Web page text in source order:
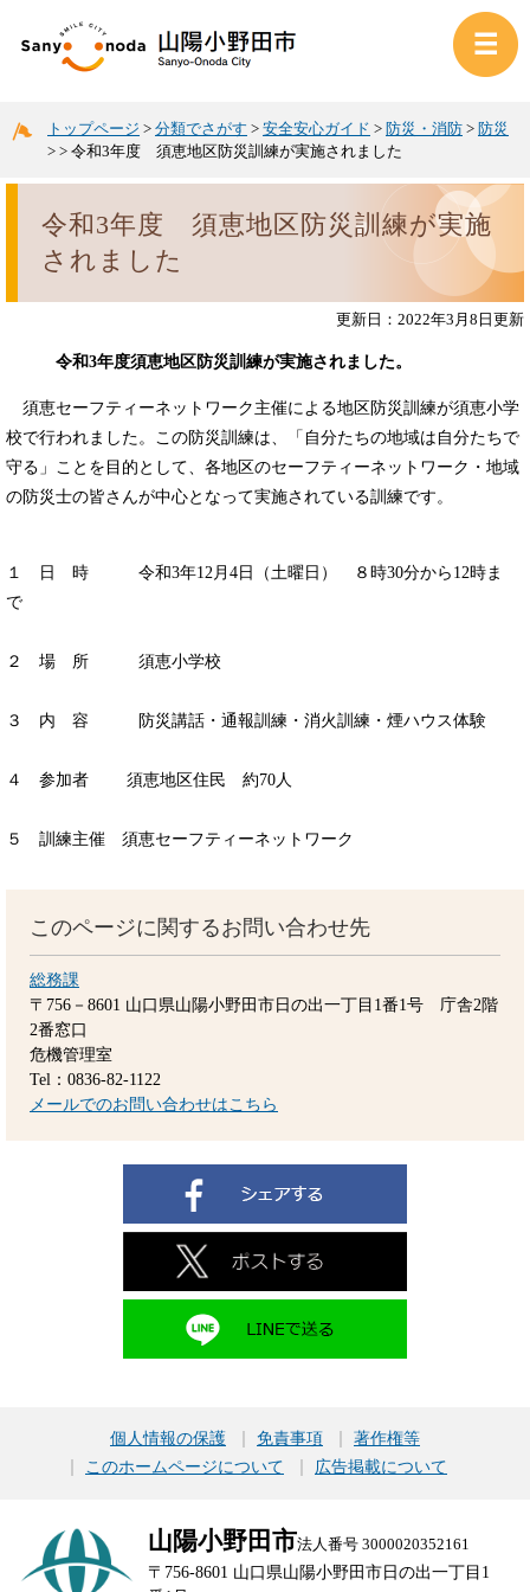
トップページ > 分類でさがす > 安全安心ガイド > 防災・消防 > 防災
> > 令和3年度 須恵地区防災訓練が実施されました
令和3年度 須恵地区防災訓練が実施
されました
更新日：2022年3月8日更新
令和3年度須恵地区防災訓練が実施されました。
須恵セーフティーネットワーク主催による地区防災訓練が須恵小学
校で行われました。この防災訓練は、「自分たちの地域は自分たちで
守る」ことを目的として、各地区のセーフティーネットワーク・地域
の防災士の皆さんが中心となって実施されている訓練です。
１ 日 時 令和3年12月4日（土曜日） ８時30分から12時ま
で
２ 場 所 須恵小学校
３ 内 容 防災講話・通報訓練・消火訓練・煙ハウス体験
４ 参加者 須恵地区住民 約70人
５ 訓練主催 須恵セーフティーネットワーク
このページに関するお問い合わせ先
総務課
〒756－8601 山口県山陽小野田市日の出一丁目1番1号 庁舎2階
2番窓口
危機管理室
Tel：0836-82-1122
メールでのお問い合わせはこちら
個人情報の保護 免責事項
著作権等
このホームページについて
広告掲載について
山陽小野田市法人番号 3000020352161
〒756-8601 山口県山陽小野田市日の出一丁目1